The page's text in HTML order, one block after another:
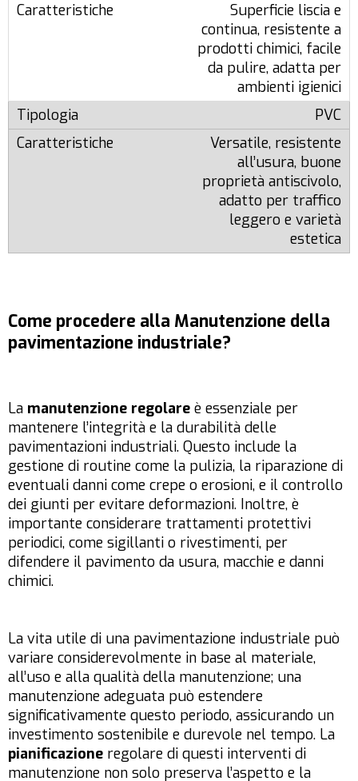
Superficie liscia e
continua, resistente a
prodotti chimici, facile
da pulire, adatta per
ambienti igienici
PVC
Versatile, resistente
all’usura, buone
proprietà antiscivolo,
adatto per traffico
leggero e varietà
estetica
Come procedere alla Manutenzione della
pavimentazione industriale?
La manutenzione regolare è essenziale per
mantenere l’integrità e la durabilità delle
pavimentazioni industriali. Questo include la
gestione di routine come la pulizia, la riparazione di
eventuali danni come crepe o erosioni, e il controllo
dei giunti per evitare deformazioni. Inoltre, è
importante considerare trattamenti protettivi
periodici, come sigillanti o rivestimenti, per
difendere il pavimento da usura, macchie e danni
chimici.
La vita utile di una pavimentazione industriale può
variare considerevolmente in base al materiale,
all’uso e alla qualità della manutenzione; una
manutenzione adeguata può estendere
significativamente questo periodo, assicurando un
investimento sostenibile e durevole nel tempo. La
pianificazione regolare di questi interventi di
manutenzione non solo preserva l’aspetto e la